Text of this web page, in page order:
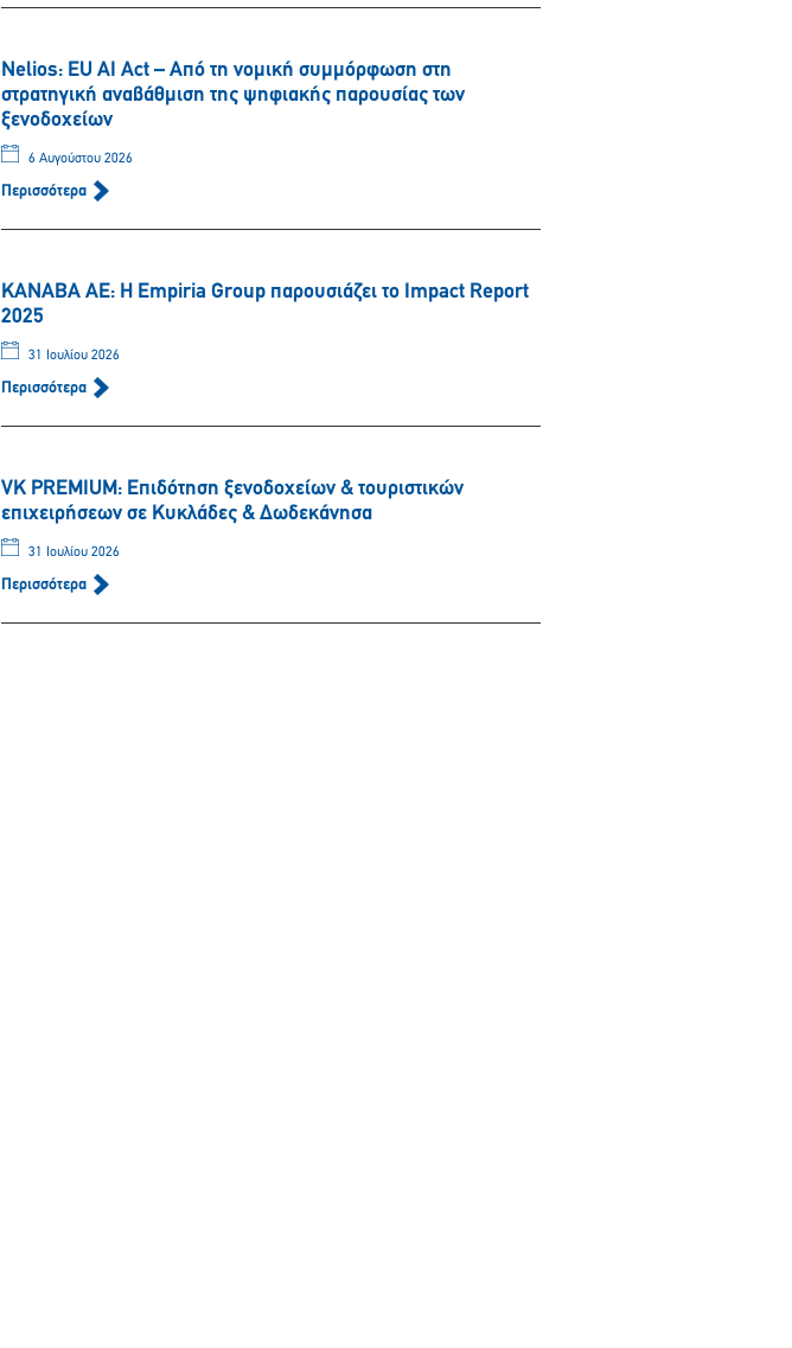
Nelios: EU AI Act – Από τη νομική συμμόρφωση στη
στρατηγική αναβάθμιση της ψηφιακής παρουσίας των
ξενοδοχείων
6 Αυγούστου 2026
Περισσότερα
ΚΑΝΑΒΑ ΑΕ: Η Empiria Group παρουσιάζει το Impact Report
2025
31 Ιουλίου 2026
Περισσότερα
VK PREMIUM: Eπιδότηση ξενοδοχείων & τουριστικών
επιχειρήσεων σε Κυκλάδες & Δωδεκάνησα
31 Ιουλίου 2026
Περισσότερα